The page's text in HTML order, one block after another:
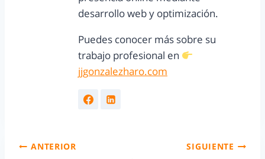
desarrollo web y optimización.
Puedes conocer más sobre su
trabajo profesional en
jjgonzalezharo.com
ANTERIOR SIGUIENTE